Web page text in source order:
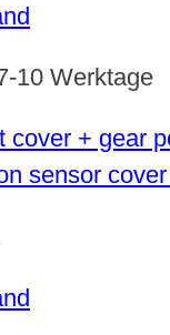
10 Werktage
sensor